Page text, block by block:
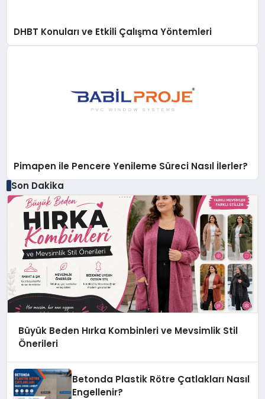
DHBT Konuları ve Etkili Çalışma Yöntemleri
Pimapen ile Pencere Yenileme Süreci Nasıl İlerler?
Son Dakika
Büyük Beden Hırka Kombinleri ve Mevsimlik Stil
Önerileri
Betonda Plastik Rötre Çatlakları Nasıl
Engellenir?